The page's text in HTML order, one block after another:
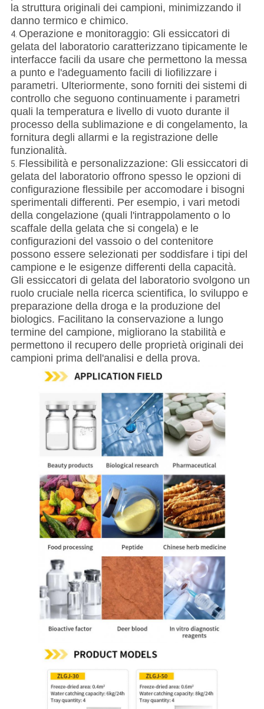
la struttura originali dei campioni, minimizzando il
danno termico e chimico.
4. Operazione e monitoraggio: Gli essiccatori di
gelata del laboratorio caratterizzano tipicamente le
interfacce facili da usare che permettono la messa
a punto e l'adeguamento facili di liofilizzare i
parametri. Ulteriormente, sono forniti dei sistemi di
controllo che seguono continuamente i parametri
quali la temperatura e livello di vuoto durante il
processo della sublimazione e di congelamento, la
fornitura degli allarmi e la registrazione delle
funzionalità.
5. Flessibilità e personalizzazione: Gli essiccatori di
gelata del laboratorio offrono spesso le opzioni di
configurazione flessibile per accomodare i bisogni
sperimentali differenti. Per esempio, i vari metodi
della congelazione (quali l'intrappolamento o lo
scaffale della gelata che si congela) e le
configurazioni del vassoio o del contenitore
possono essere selezionati per soddisfare i tipi del
campione e le esigenze differenti della capacità.
Gli essiccatori di gelata del laboratorio svolgono un
ruolo cruciale nella ricerca scientifica, lo sviluppo e
preparazione della droga e la produzione del
biologics. Facilitano la conservazione a lungo
termine del campione, migliorano la stabilità e
permettono il recupero delle proprietà originali dei
campioni prima dell'analisi e della prova.